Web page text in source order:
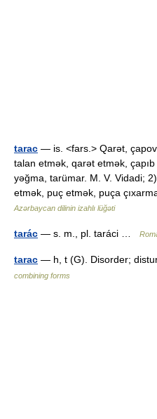
tarac — is. <fars.> Qarət,
talan etmək, qarət etmək,
yəğma, tarümar. M. V. Vidadi;
etmək, puç etmək, puça
Azərbaycan dilinin izahlı lüğəti
tarác — s. m., pl. taráci …
tarac — h, t (G). Disorder;
combining forms